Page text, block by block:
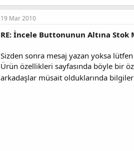
19 Mar 2010
RE: İncele Buttonunun Altına Stok
Sizden sonra mesaj yazan yoksa lütfen
Ürün özellikleri sayfasında böyle bir
arkadaşlar müsait olduklarında